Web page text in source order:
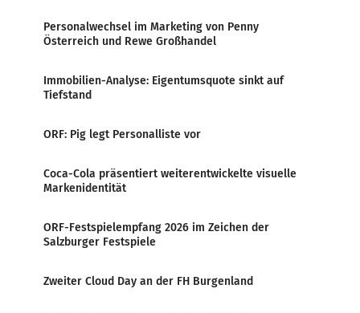
Personalwechsel im Marketing von Penny
Österreich und Rewe Großhandel
Immobilien-Analyse: Eigentumsquote sinkt auf
Tiefstand
ORF: Pig legt Personalliste vor
Coca-Cola präsentiert weiterentwickelte visuelle
Markenidentität
ORF-Festspielempfang 2026 im Zeichen der
Salzburger Festspiele
Zweiter Cloud Day an der FH Burgenland